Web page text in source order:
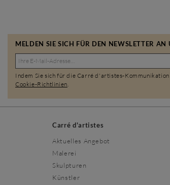
MELDEN SIE SICH FÜR DEN NEWSLETTER
Indem Sie sich für die Carré d'artistes-
Cookie-Richtlinien
Carré d'artistes
Aktuelles Angebot
Malerei
Skulpturen
Künstler